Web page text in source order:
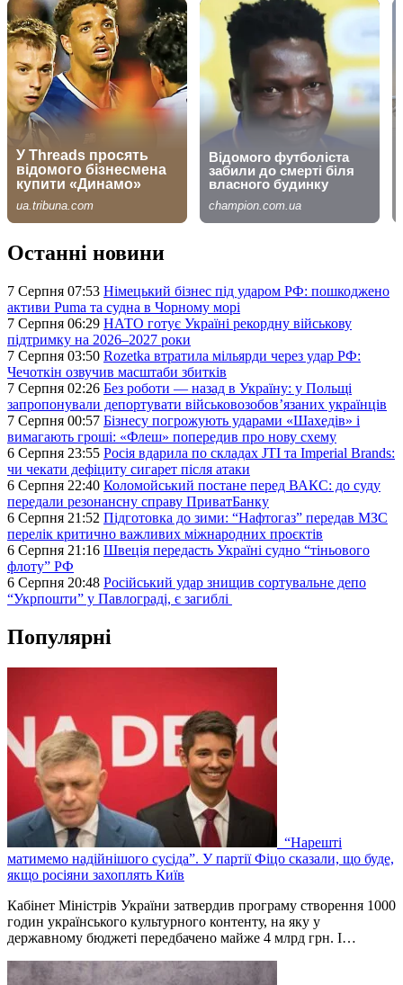
Останні новини
7 Серпня 07:53 Німецький бізнес під ударом РФ: пошкоджено
активи Puma та судна в Чорному морі
7 Серпня 06:29 НАТО готує Україні рекордну військову
підтримку на 2026–2027 роки
7 Серпня 03:50 Rozetka втратила мільярди через удар РФ:
Чечоткін озвучив масштаби збитків
7 Серпня 02:26 Без роботи — назад в Україну: у Польщі
запропонували депортувати військовозобов’язаних українців
7 Серпня 00:57 Бізнесу погрожують ударами «Шахедів» і
вимагають гроші: «Флеш» попередив про нову схему
6 Серпня 23:55 Росія вдарила по складах JTI та Imperial Brands:
чи чекати дефіциту сигарет після атаки
6 Серпня 22:40 Коломойський постане перед ВАКС: до суду
передали резонансну справу ПриватБанку
6 Серпня 21:52 Підготовка до зими: “Нафтогаз” передав МЗС
перелік критично важливих міжнародних проєктів
6 Серпня 21:16 Швеція передасть Україні судно “тіньового
флоту” РФ
6 Серпня 20:48 Російський удар знищив сортувальне депо
“Укрпошти” у Павлограді, є загиблі
Популярні
“Нарешті
матимемо надійнішого сусіда”. У партії Фіцо сказали, що буде,
якщо росіяни захоплять Київ
Кабінет Міністрів України затвердив програму створення 1000
годин українського культурного контенту, на яку у
державному бюджеті передбачено майже 4 млрд грн. І…